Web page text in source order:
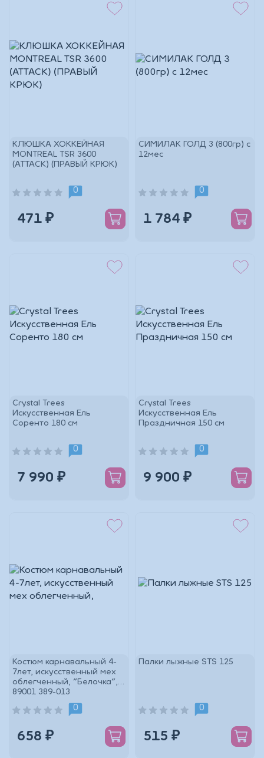
КЛЮШКА ХОККЕЙНАЯ
MONTREAL ТSR 3600
(ATTACK) (ПРАВЫЙ КРЮК)
0
471 ₽
СИМИЛАК ГОЛД 3 (800гр) с
12мес
0
1 784 ₽
Crystal Trees
Искусственная Ель
Соренто 180 см
0
7 990 ₽
Crystal Trees
Искусственная Ель
Праздничная 150 см
0
9 900 ₽
Костюм карнавальный 4-
7лет, искусственный мех
облегченный, "Белочка",
89001 389-013
0
658 ₽
Палки лыжные STS 125
0
515 ₽